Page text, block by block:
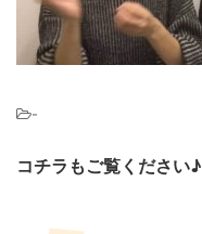
-
コチラもご覧ください♪